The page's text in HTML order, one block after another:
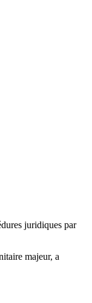
juridiques par
majeur, a